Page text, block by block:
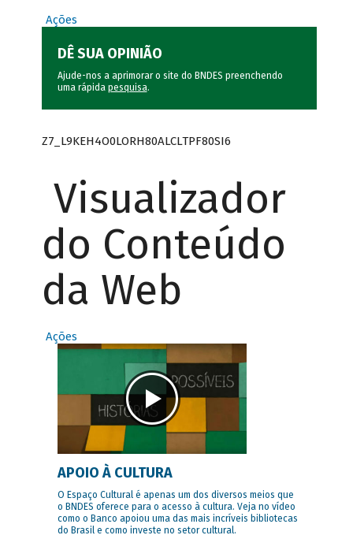
Ações
DÊ SUA OPINIÃO
Ajude-nos a aprimorar o site do BNDES preenchendo
uma rápida pesquisa.
Z7_L9KEH4O0LORH80ALCLTPF80SI6
Visualizador
do Conteúdo
da Web
Ações
APOIO À CULTURA
O Espaço Cultural é apenas um dos diversos meios que
o BNDES oferece para o acesso à cultura. Veja no vídeo
como o Banco apoiou uma das mais incríveis bibliotecas
do Brasil e como investe no setor cultural.